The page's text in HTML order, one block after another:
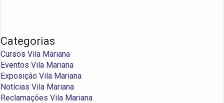
Categorias
Cursos Vila Mariana
Eventos Vila Mariana
Exposição Vila Mariana
Notícias Vila Mariana
Reclamações Vila Mariana